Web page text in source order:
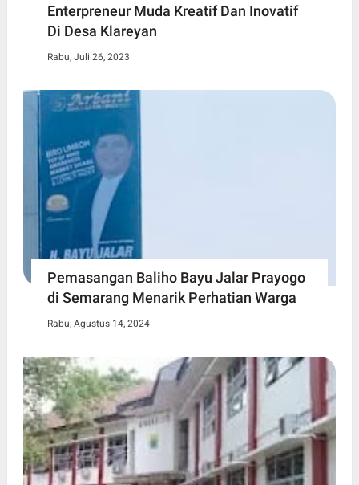
Enterpreneur Muda Kreatif Dan Inovatif
Di Desa Klareyan
Rabu, Juli 26, 2023
Pemasangan Baliho Bayu Jalar Prayogo
di Semarang Menarik Perhatian Warga
Rabu, Agustus 14, 2024